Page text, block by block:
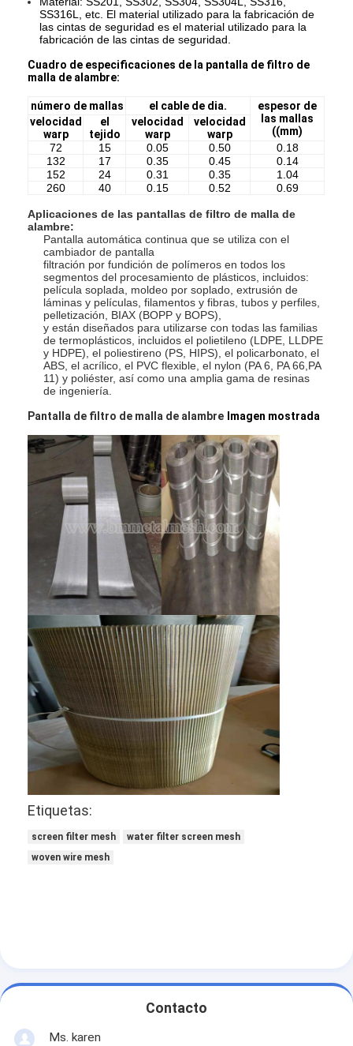
Inicio
Productos
Sobre nosotros
Visita a la fábrica
Contacto
noticias
Chatea Ahora
Malla X Tend de Acero Inoxidable
pantalla de filtro para extrusora
Paquete de la pantalla del extrusor
Malla de la cuerda de alambre
Recinto de la cancha de padel
Malla de alambre tejido
Cesta de gavión de piedra
Malla de metal arquitectónico
Pantalla de cadena de aluminio de la mosca
SS316L, etc. El material utilizado para la fabricación de
las cintas de seguridad es el material utilizado para la
fabricación de las cintas de seguridad.
Cuadro de especificaciones de la pantalla de filtro de
malla de alambre:
número de mallas el cable de dia.
espesor de
las mallas
((mm)
velocidad
warp
el
tejido
velocidad
warp
velocidad
warp
72
15 0.05 0.50
0.18
132
17 0.35 0.45
0.14
152
24 0.31 0.35
1.04
260
40 0.15 0.52 0.69
Aplicaciones de las pantallas de filtro de malla de
alambre:
Pantalla automática continua que se utiliza con el
cambiador de pantalla
filtración por fundición de polímeros en todos los
segmentos del procesamiento de plásticos, incluidos:
película soplada, moldeo por soplado, extrusión de
láminas y películas, filamentos y fibras, tubos y perfiles,
pelletización, BIAX (BOPP y BOPS),
y están diseñados para utilizarse con todas las familias
de termoplásticos, incluidos el polietileno (LDPE, LLDPE
y HDPE), el poliestireno (PS, HIPS), el policarbonato, el
ABS, el acrílico, el PVC flexible, el nylon (PA 6, PA 66,PA
11) y poliéster, así como una amplia gama de resinas
de ingeniería.
Pantalla de filtro de malla de alambre Imagen mostrada
Etiquetas:
screen filter mesh
water filter screen mesh
woven wire mesh
Contacto
Ms. karen